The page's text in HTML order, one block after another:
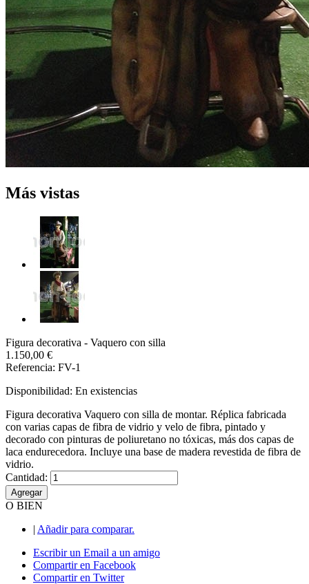
Más vistas
Figura decorativa - Vaquero con silla
1.150,00 €
Referencia: FV-1
Disponibilidad: En existencias
Figura decorativa Vaquero con silla de montar. Réplica fabricada
con varias capas de fibra de vidrio y velo de fibra, pintado y
decorado con pinturas de poliuretano no tóxicas, más dos capas de
laca endurecedora. Incluye una base de madera revestida de fibra de
vidrio.
Cantidad:
Agregar
O BIEN
| Añadir para comparar.
Escribir un Email a un amigo
Compartir en Facebook
Compartir en Twitter